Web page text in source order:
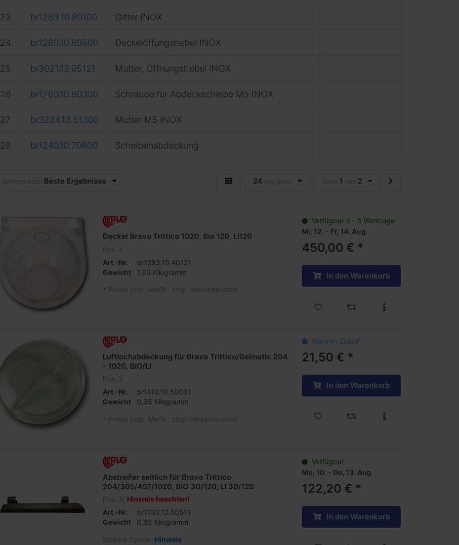
23 br1283.10.80100 Gitter INOX
24 br1280.10.80500 Deckelöffungshebel INOX
25 br3021.13.05121 Mutter, Öffnungshebel INOX
26 br1280.10.80300 Schraube für Abdeckscheibe M5 INOX
27 br3224.13.51300 Mutter M5 INOX
28 br1240.10.70600 Scheibenabdeckung
Sortiere nach Beste Ergebnisse 24 pro Seite Seite 1 von 2
Deckel Bravo Trittico 1020, Bio 120, Li120
Pos. 1
Art.-Nr.
br1283.10.40121
Gewicht
1,00 Kilogramm
* Preise zzgl. MwSt., zzgl. Versandkosten
Verfügbar 3 - 5 Werktage
Mi, 12. - Fr, 14. Aug.
450,00 € *
In den Warenkorb
Luftlochabdeckung für Bravo Trittico/Gelmatic 204
- 1020, BIO/LI
Pos. 2
Art.-Nr.
br1110.10.50031
Gewicht
0,35 Kilogramm
* Preise zzgl. MwSt., zzgl. Versandkosten
Ware im Zulauf
21,50 € *
In den Warenkorb
Abstreifer seitlich für Bravo Trittico
204/305/457/1020, BIO 30/120, LI 30/120
Pos. 3, Hinweis beachten!
Art.-Nr.
br1130.12.50511
Gewicht
0,05 Kilogramm
Weitere Option: Hinweis
Verfügbar
Mo, 10. - Do, 13. Aug.
122,20 € *
In den Warenkorb